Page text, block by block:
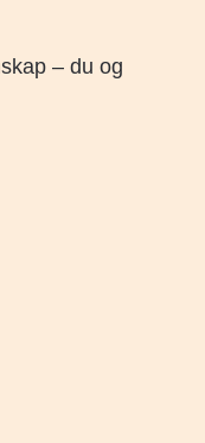
– du og